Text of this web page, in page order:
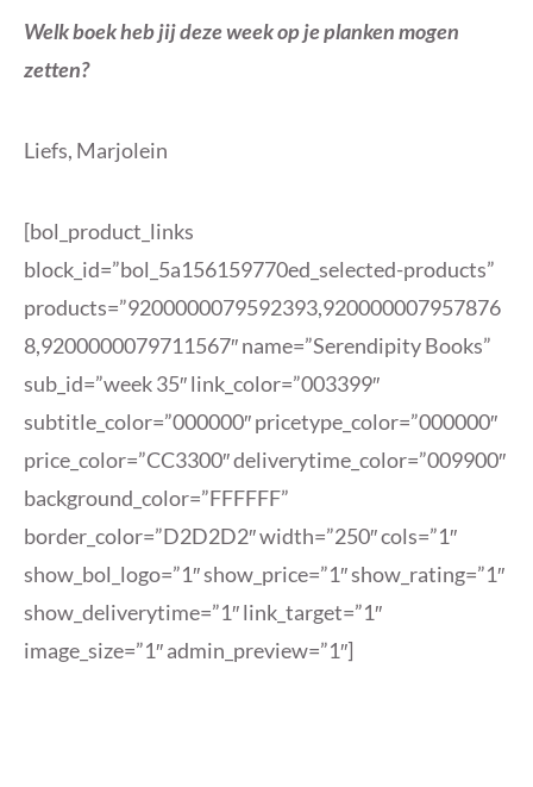
Welk boek heb jij deze week op je planken mogen
zetten?
Liefs, Marjolein
[bol_product_links
block_id=”bol_5a156159770ed_selected-products”
products=”9200000079592393,920000007957876
8,9200000079711567″ name=”Serendipity Books”
sub_id=”week 35″ link_color=”003399″
subtitle_color=”000000″ pricetype_color=”000000″
price_color=”CC3300″ deliverytime_color=”009900″
background_color=”FFFFFF”
border_color=”D2D2D2″ width=”250″ cols=”1″
show_bol_logo=”1″ show_price=”1″ show_rating=”1″
show_deliverytime=”1″ link_target=”1″
image_size=”1″ admin_preview=”1″]